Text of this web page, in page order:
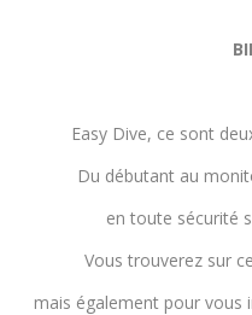
Easy Dive, ce sont
Du débutant au
en toute sécurité
Vous trouverez sur
mais également pour vous